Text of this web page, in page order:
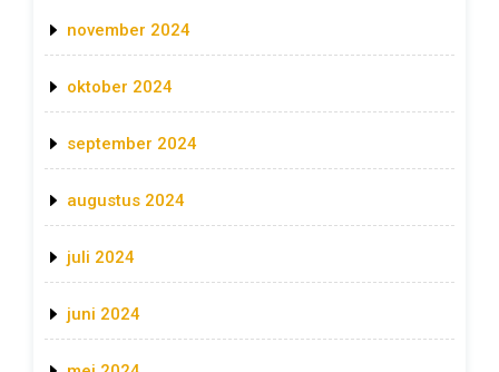
november 2024
oktober 2024
september 2024
augustus 2024
juli 2024
juni 2024